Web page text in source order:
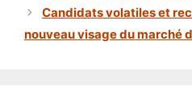
Candidats volatiles et
nouveau visage du marché